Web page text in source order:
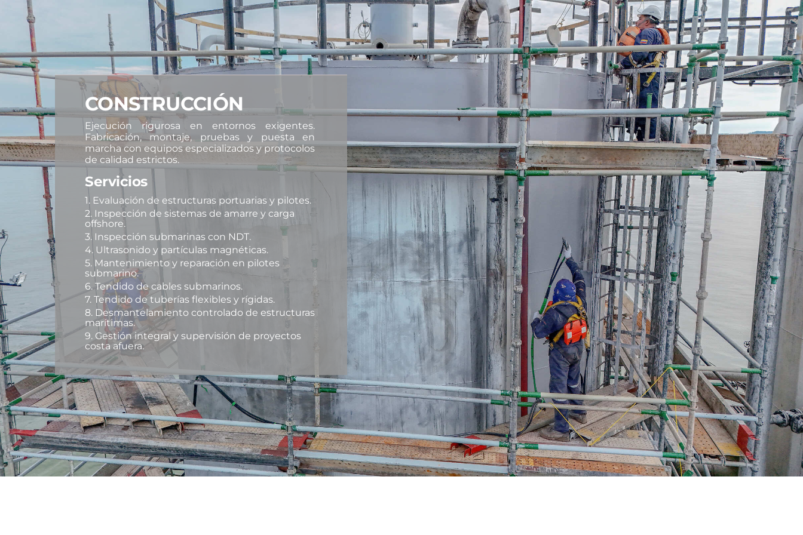
CONSTRUCCIÓN
Ejecución rigurosa en entornos exigentes.
Fabricación, montaje, pruebas y puesta en
marcha con equipos especializados y protocolos
de calidad estrictos.
Servicios
1. Evaluación de estructuras portuarias y pilotes.
2. Inspección de sistemas de amarre y carga
offshore.
3. Inspección submarinas con NDT.
4. Ultrasonido y partículas magnéticas.
5. Mantenimiento y reparación en pilotes
submarino.
6. Tendido de cables submarinos.
7. Tendido de tuberías flexibles y rígidas.
8. Desmantelamiento controlado de estructuras
marítimas.
9. Gestión integral y supervisión de proyectos
costa afuera.